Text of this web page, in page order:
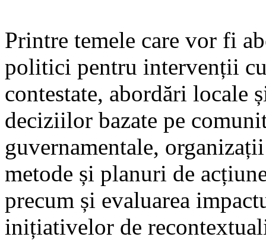
Printre temele care vor fi
politici pentru intervenții
contestate, abordări locale
deciziilor bazate pe
guvernamentale,
metode și planuri de
precum și evaluarea
inițiativelor de